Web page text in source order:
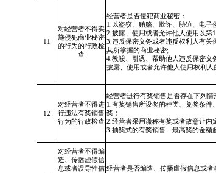
11
对经营者不得实
施侵犯商业秘密
的行为的行政检
查
经营者是否侵犯商业秘密：
1.以盗窃、贿赂、欺诈、胁迫、电子
2.披露、使用或者允许他人使用以第
3.违反保密义务或者违反权利人有关
其所掌握的商业秘密;
4.教唆、引诱、帮助他人违反保密义
披露、使用或者允许他人使用权利人
12
对经营者不得进
行违法有奖销售
行为的行政检查
经营者进行有奖销售是否存在下列情
1.有奖销售所设奖的种类、兑奖条
奖；
2.经营者采用谎称有奖或者故意让内
3.抽奖式的有奖销售，最高奖的金额
对经营者不得编
造、传播虚假信
息或者误导性信 经营者是否编造、 传播虛假信息或者